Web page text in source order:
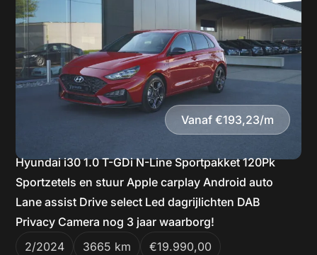
Vanaf €193,23/m
Hyundai i30 1.0 T-GDi N-Line Sportpakket 120Pk
Sportzetels en stuur Apple carplay Android auto
Lane assist Drive select Led dagrijlichten DAB
Privacy Camera nog 3 jaar waarborg!
2/2024
3665 km €19.990,00